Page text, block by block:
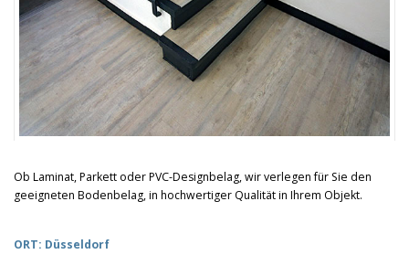
Ob Laminat, Parkett oder PVC-Designbelag, wir verlegen für Sie den
geeigneten Bodenbelag, in hochwertiger Qualität in Ihrem Objekt.
ORT: Düsseldorf